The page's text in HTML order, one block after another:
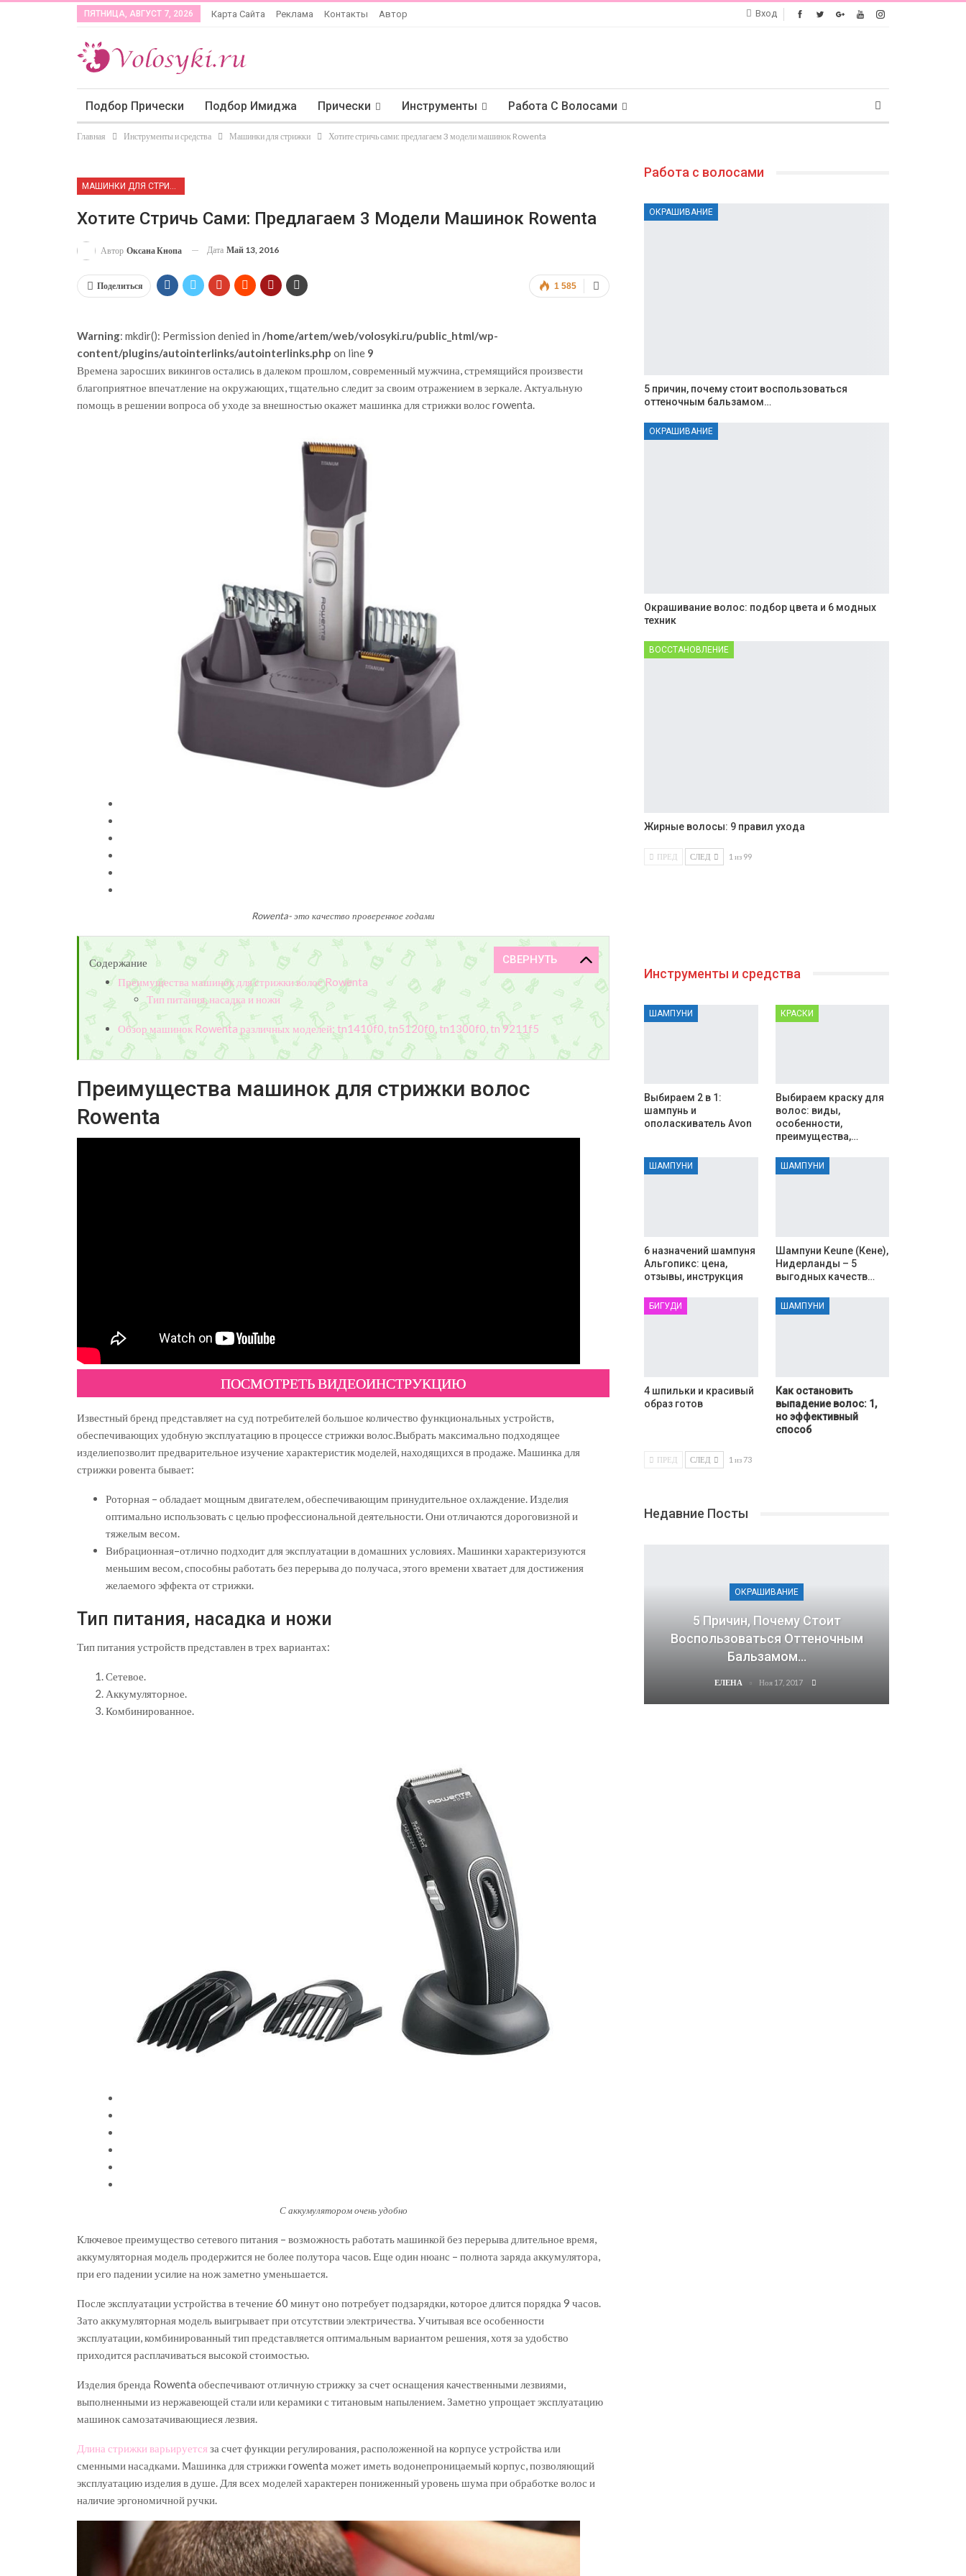
Вход
ПЯТНИЦА, АВГУСТ 7, 2026 Карта Сайта Реклама Контакты Автор
Подбор Прически Подбор Имиджа Прически Инструменты Работа С Волосами
Главная Инструменты и средства Машинки для стрижки Хотите стричь сами: предлагаем 3 модели машинок Rowenta
Хотите Стричь Сами: Предлагаем 3 Модели Машинок Rowenta
Автор Оксана Кнопа Дата Май 13, 2016
1 585
Поделиться
Warning: mkdir(): Permission denied in /home/artem/web/volosyki.ru/public_html/wp-
content/plugins/autointerlinks/autointerlinks.php on line 9
Времена заросших викингов остались в далеком прошлом, современный мужчина, стремящийся произвести
благоприятное впечатление на окружающих, тщательно следит за своим отражением в зеркале. Актуальную
помощь в решении вопроса об уходе за внешностью окажет машинка для стрижки волос rowenta.
Rowenta- это качество проверенное годами
Содержание
Преимущества машинок для стрижки волос Rowenta
Тип питания, насадка и ножи
Обзор машинок Rowenta различных моделей: tn1410f0, tn5120f0, tn1300f0, tn 9211f5
Преимущества машинок для стрижки волос
Rowenta
ПОСМОТРЕТЬ ВИДЕОИНСТРУКЦИЮ
Известный бренд представляет на суд потребителей большое количество функциональных устройств,
обеспечивающих удобную эксплуатацию в процессе стрижки волос.Выбрать максимально подходящее
изделиепозволит предварительное изучение характеристик моделей, находящихся в продаже. Машинка для
стрижки ровента бывает:
Роторная – обладает мощным двигателем, обеспечивающим принудительное охлаждение. Изделия
оптимально использовать с целью профессиональной деятельности. Они отличаются дороговизной и
тяжелым весом.
Вибрационная–отлично подходит для эксплуатации в домашних условиях. Машинки характеризуются
меньшим весом, способны работать без перерыва до получаса, этого времени хватает для достижения
желаемого эффекта от стрижки.
Тип питания, насадка и ножи
Тип питания устройств представлен в трех вариантах:
Сетевое.
Аккумуляторное.
Комбинированное.
С аккумулятором очень удобно
Ключевое преимущество сетевого питания – возможность работать машинкой без перерыва длительное время,
аккумуляторная модель продержится не более полутора часов. Еще один нюанс – полнота заряда аккумулятора,
при его падении усилие на нож заметно уменьшается.
После эксплуатации устройства в течение 60 минут оно потребует подзарядки, которое длится порядка 9 часов.
Зато аккумуляторная модель выигрывает при отсутствии электричества. Учитывая все особенности
эксплуатации, комбинированный тип представляется оптимальным вариантом решения, хотя за удобство
приходится расплачиваться высокой стоимостью.
Изделия бренда Rowenta обеспечивают отличную стрижку за счет оснащения качественными лезвиями,
выполненными из нержавеющей стали или керамики с титановым напылением. Заметно упрощает эксплуатацию
машинок самозатачивающиеся лезвия.
Длина стрижки варьируется за счет функции регулирования, расположенной на корпусе устройства или
сменными насадками. Машинка для стрижки rowenta может иметь водонепроницаемый корпус, позволяющий
эксплуатацию изделия в душе. Для всех моделей характерен пониженный уровень шума при обработке волос и
наличие эргономичной ручки.
Работа с волосами
ОКРАШИВАНИЕ
5 причин, почему стоит воспользоваться
оттеночным бальзамом…
ОКРАШИВАНИЕ
Окрашивание волос: подбор цвета и 6 модных
техник
ВОССТАНОВЛЕНИЕ
Жирные волосы: 9 правил ухода
ПРЕД СЛЕД 1 из 99
Инструменты и средства
ШАМПУНИ
Выбираем 2 в 1:
шампунь и
ополаскиватель Avon
КРАСКИ
Выбираем краску для
волос: виды,
особенности,
преимущества,…
ШАМПУНИ
6 назначений шампуня
Альгопикс: цена,
отзывы, инструкция
ШАМПУНИ
Шампуни Keune (Кене),
Нидерланды – 5
выгодных качеств…
БИГУДИ
4 шпильки и красивый
образ готов
ШАМПУНИ
Как остановить
выпадение волос: 1,
но эффективный
способ
ПРЕД СЛЕД 1 из 73
Недавние Посты
ОКРАШИВАНИЕ
5 Причин, Почему Стоит
Воспользоваться Оттеночным
Бальзамом…
ЕЛЕНА Ноя 17, 2017